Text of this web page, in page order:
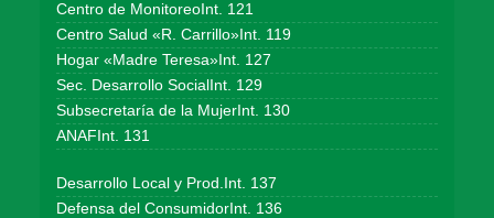
Centro de MonitoreoInt. 121
Centro Salud «R. Carrillo»Int. 119
Hogar «Madre Teresa»Int. 127
Sec. Desarrollo SocialInt. 129
Subsecretaría de la MujerInt. 130
ANAFInt. 131
Desarrollo Local y Prod.Int. 137
Defensa del ConsumidorInt. 136